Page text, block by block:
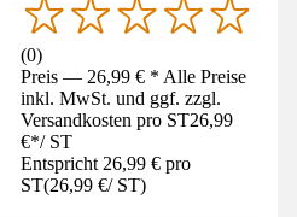
(0)
Preis — 26,99 € * Alle Preise
inkl. MwSt. und ggf. zzgl.
Versandkosten pro ST26,99
€*/ ST
Entspricht 26,99 € pro
ST(26,99 €/ ST)